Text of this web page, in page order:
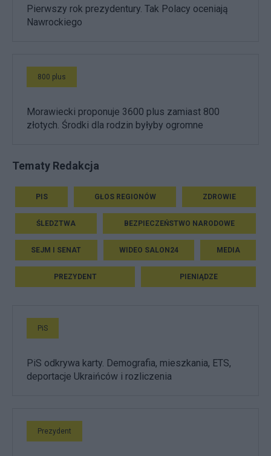
Pierwszy rok prezydentury. Tak Polacy oceniają
Nawrockiego
800 plus
Morawiecki proponuje 3600 plus zamiast 800
złotych. Środki dla rodzin byłyby ogromne
Tematy Redakcja
PIS GŁOS REGIONÓW ZDROWIE
ŚLEDZTWA BEZPIECZEŃSTWO NARODOWE
SEJM I SENAT WIDEO SALON24 MEDIA
PREZYDENT PIENIĄDZE
PiS
PiS odkrywa karty. Demografia, mieszkania, ETS,
deportacje Ukraińców i rozliczenia
Prezydent